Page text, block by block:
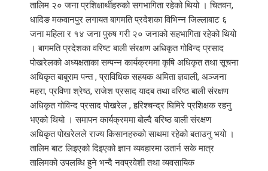
तालिम २० जना प्रशिक्षार्थीहरुको सगभागिता रहेको थियो । चितवन,
धादिङ मकवानपुर लगायत बागमति प्रदेशका विभिन्न जिल्लाबाट ६
जना महिला र १४ जना पुरुष गरी २० जनाको सहभागिता रहेको थियो
। बागमति प्रदेशका वरिष्ट बाली संरक्षण अधिकृत गोविन्द प्रसाद
पोखरेलको अध्यक्षताका सम्पन्न कार्यक्रममा कृषि अधिकृत तथा सूचना
अधिकृत बाबुराम पन्त , प्राविधिक सहयक अमिता ज्ञवाली, अञ्जना
महरा, प्रविणा श्रेष्ठ, राजेश प्रसाद यादब तथा वरिष्ठ बाली संरक्षण
अधिकृत गोविन्द प्रसाद पोखरेल , हरिश्चन्द्र घिमिरे प्रशिक्षक रहनु
भएको थियो । समापन कार्यक्रममा बोल्दै बरिष्ठ बाली संरक्षण
अधिकृत पोखरेलले राज्य किसानहरुको साथमा रहेको बताउनु भयो ।
तालिम बाट लिइएको दिइएको ज्ञान व्यवहारमा उतार्न सके मात्र
तालिमको उपलब्धि हुने भन्दै नवप्रवेशी तथा व्यवसायिक